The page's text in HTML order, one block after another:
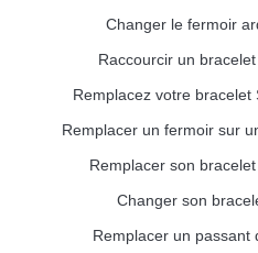
Changer le fermoir
Raccourcir un
Remplacez votre bracelet
Remplacer un fermoir sur
Remplacer son
Changer son
Remplacer un passant